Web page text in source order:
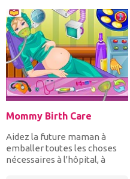
Mommy Birth Care
Aidez la future maman à
emballer toutes les choses
nécessaires à l'hôpital, à